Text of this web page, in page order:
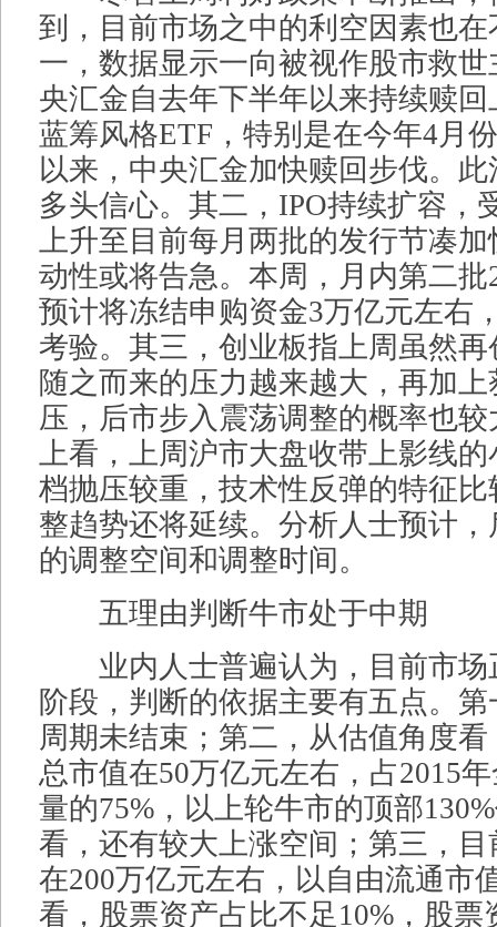
到，目前市场之中的利空因素也
一，数据显示一向被视作股市救
央汇金自去年下半年以来持续赎回
蓝筹风格ETF，特别是在今年4月
以来，中央汇金加快赎回步伐。
多头信心。其二，IPO持续扩容，
上升至目前每月两批的发行节凑
动性或将告急。本周，月内第二
预计将冻结申购资金3万亿元左右
考验。其三，创业板指上周虽然
随之而来的压力越来越大，再加
压，后市步入震荡调整的概率也
上看，上周沪市大盘收带上影线
档抛压较重，技术性反弹的特征
整趋势还将延续。分析人士预计
的调整空间和调整时间。
五理由判断牛市处于中期
业内人士普遍认为，目前市场
阶段，判断的依据主要有五点。
周期未结束；第二，从估值角度
总市值在50万亿元左右，占2015
量的75%，以上轮牛市的顶部
看，还有较大上涨空间；第三，
在200万亿元左右，以自由流通市
看，股票资产占比不足10%，股票